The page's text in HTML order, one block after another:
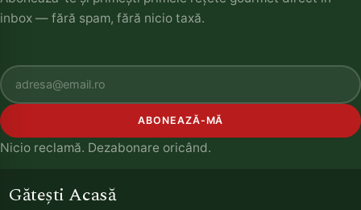
inbox — fără spam, fără nicio taxă.
ABONEAZĂ-MĂ
Nicio reclamă. Dezabonare oricând.
Gătești Acasă